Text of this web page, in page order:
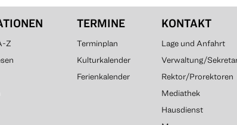
Z
TERMINE
Terminplan
Kulturkalender
Ferienkalender
KONTAKT
Lage und Anfahrt
Verwaltung/
Rektor/Prorektoren
Mediathek
Hausdienst